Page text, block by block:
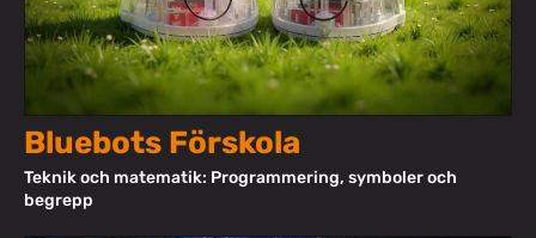
Bluebots Förskola
Teknik och matematik: Programmering, symboler och
begrepp